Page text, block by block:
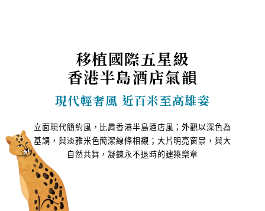
移植國際五星級
香港半島酒店氣韻
現代輕奢風 近百米至高雄姿
立面現代簡約風，比肩香港半島酒店風；外觀以深色為
基調，與淡雅米色簡潔線條相襯；大片明亮窗景，與大
自然共舞，凝鍊永不退時的建築樂章